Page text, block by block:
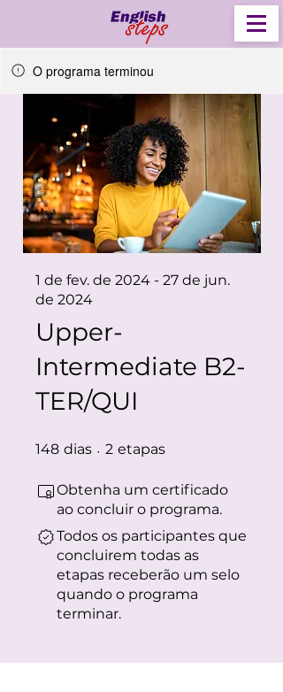
O programa terminou
Upper-
Intermediate B2-
TER/QUI
1 de fev. de 2024 - 27 de jun.
de 2024
148 dias 148 dias
2 etapas
Obtenha um certificado
ao concluir o programa.
Todos os participantes que
concluirem todas as
etapas receberão um selo
quando o programa
terminar.